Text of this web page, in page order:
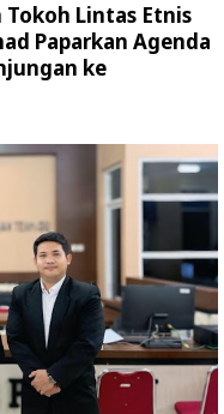
Tokoh Lintas Etnis
Paparkan Agenda
ke